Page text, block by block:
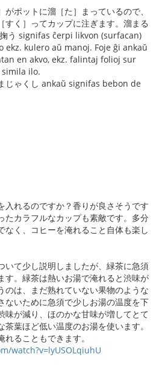
ポットに溜［た］まっているので、
すく］ってカップに注ぎます。溜まる
う signifas ĉerpi likvon (surfacan)
kulero aŭ manoj. Foje ĝi ankaŭ
en akvo, ekz. falintaj folioj sur
ilo.
じゃくし ankaŭ signifas bebon de
入れるのですか？香りが良さそうです
たカラフルなカップも素敵です。多分
なく、コヒーを淹れること自体も楽し
いて少し説明しましたが、緑茶に急須
す。緑茶は熱いお湯で淹れると渋味が
のは、まだ熟れていない果物のような
ないために急須で少しお湯の温度を下
味が減り、ほのかな甘味が増してとて
葉ほど低い温度のお湯を使います。
ることもできます。
watch?v=lyUSOLqiuhU